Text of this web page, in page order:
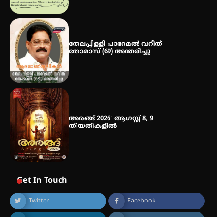
തേലപ്പിളളി പാറേമൽ വറീത്
തോമാസ് (69) അന്തരിച്ചു
അരങ്ങ് 2026′ ആഗസ്റ്റ് 8, 9
തീയതികളിൽ
Get In Touch
Twitter Facebook